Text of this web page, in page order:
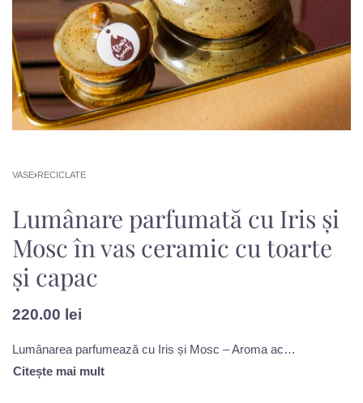
VASE›RECICLATE
Lumânare parfumată cu Iris și
Mosc în vas ceramic cu toarte
și capac
220.00 lei
Lumânarea parfumează cu Iris și Mosc – Aroma aceasta e pentru momentele când corpul tău strigă după endorfină prin toți porii. Un mix îndrăzneț care îți deschide poarta unei cetăți orientale cu note de bergamotă și mentă. Apoi, interiorul său te întâmpină cu o explozie de patchouli, iasomie și condimente picante, spre a curăța ispitele. Pentru curajul de a explora, spiritul lumânării te va ghida către sanctuarul mult așteptat, unde vei fi răsfățat(ă) cu o baie de vanilie și mosc.